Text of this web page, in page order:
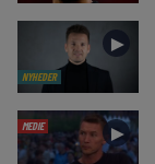
NYHEDER
►
MEDIE ►